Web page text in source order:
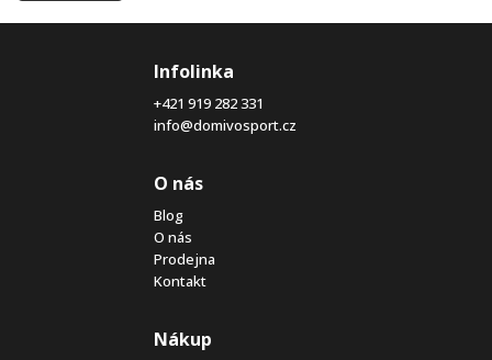
Infolinka
+421 919 282 331
info@domivosport.cz
O nás
Blog
O nás
Prodejna
Kontakt
Nákup